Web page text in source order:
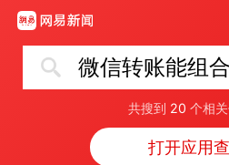
微信转账能组
共搜到 20 个相
打开应用